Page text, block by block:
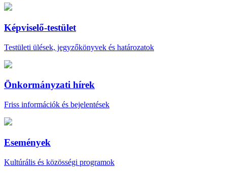
Képviselő-testület
Testületi ülések, jegyzőkönyvek és határozatok
Önkormányzati hírek
Friss információk és bejelentések
Események
Kultúrális és közösségi programok